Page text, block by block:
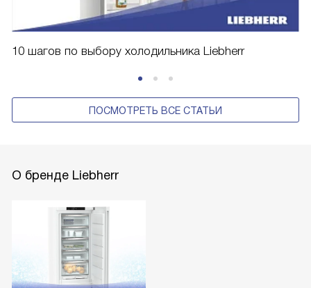
10 шагов по выбору холодильника Liebherr
ПОСМОТРЕТЬ ВСЕ СТАТЬИ
О бренде Liebherr